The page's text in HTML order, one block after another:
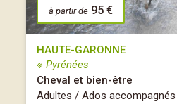
à partir de 95 €
HAUTE-GARONNE
※ Pyrénées
Cheval et bien-être
Adultes / Ados accompagnés